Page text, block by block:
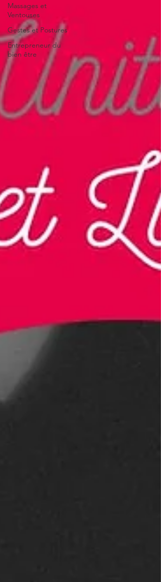
Massages et
Ventouses
Gestes et Postures
Entrepreneur du
bien être